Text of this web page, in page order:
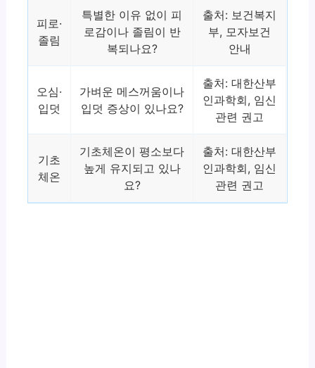
피로·
졸림
특별한 이유 없이 피
로감이나 졸림이 반
복되나요?
출처: 보건복지
부, 모자보건
안내
오심·
입덧
가벼운 메스꺼움이나
입덧 증상이 있나요?
출처: 대한산부
인과학회, 임신
관련 권고
기초
체온
기초체온이 평소보다
높게 유지되고 있나
요?
출처: 대한산부
인과학회, 임신
관련 권고